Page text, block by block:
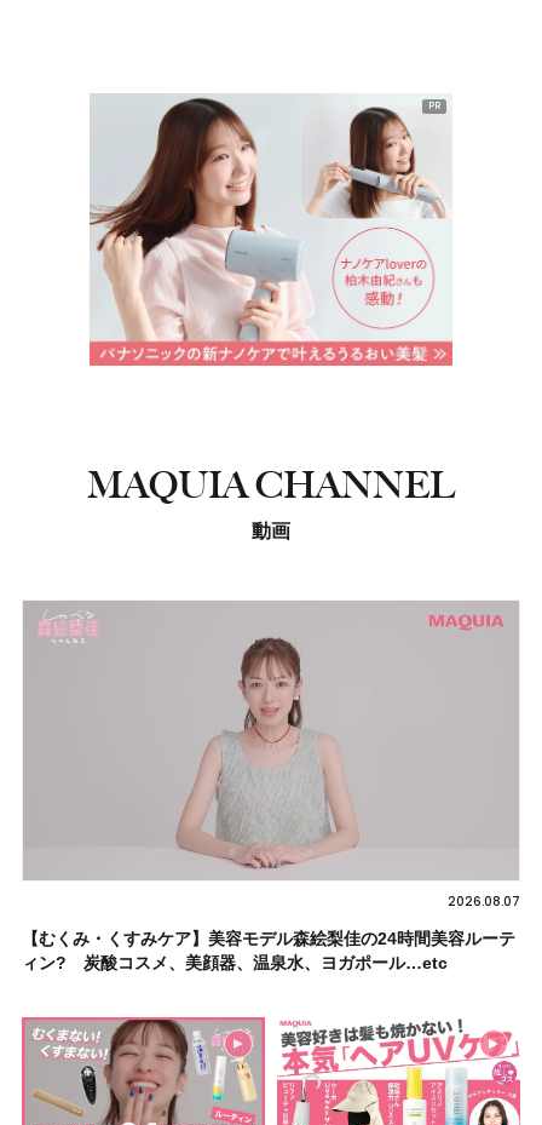
PR
MAQUIA CHANNEL
動画
2026.08.07
【むくみ・くすみケア】美容モデル森絵梨佳の24時間美容ルーテ
ィン? 炭酸コスメ、美顔器、温泉水、ヨガポール…etc